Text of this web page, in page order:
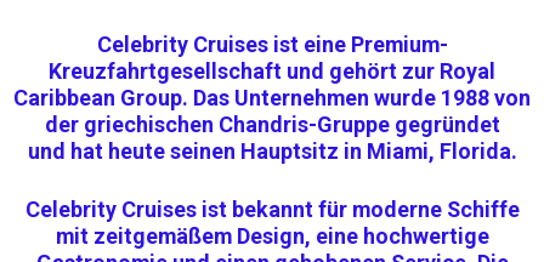
Celebrity Cruises ist eine Premium-
Kreuzfahrtgesellschaft und gehört zur Royal
Caribbean Group. Das Unternehmen wurde 1988 von
der griechischen Chandris-Gruppe gegründet
und hat heute seinen Hauptsitz in Miami, Florida.
Celebrity Cruises ist bekannt für moderne Schiffe
mit zeitgemäßem Design, eine hochwertige